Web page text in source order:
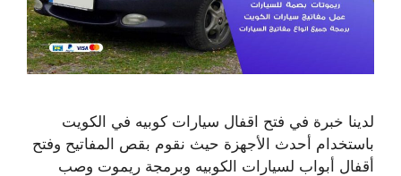
لدينا خبرة في فتح اقفال سيارات كوبيه في الكويت
باستخدام أحدث الأجهزة حيث نقوم بقص المفاتيح وفتح
أقفال أبواب لسيارات الكوبيه وبرمجة ريموت وصب